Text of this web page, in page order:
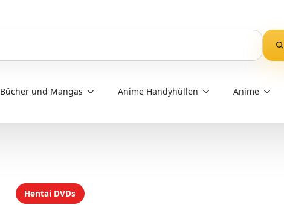
Bücher und Mangas Anime Handyhüllen Anime
Hentai DVDs